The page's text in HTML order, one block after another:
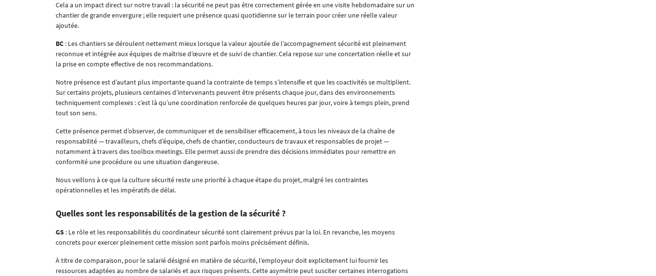
Cela a un impact direct sur notre travail : la sécurité ne peut pas être correctement gérée en une visite hebdomadaire sur un
chantier de grande envergure ; elle requiert une présence quasi quotidienne sur le terrain pour créer une réelle valeur
ajoutée.
BC : Les chantiers se déroulent nettement mieux lorsque la valeur ajoutée de l’accompagnement sécurité est pleinement
reconnue et intégrée aux équipes de maîtrise d’œuvre et de suivi de chantier. Cela repose sur une concertation réelle et sur
la prise en compte effective de nos recommandations.
Notre présence est d’autant plus importante quand la contrainte de temps s’intensifie et que les coactivités se multiplient.
Sur certains projets, plusieurs centaines d’intervenants peuvent être présents chaque jour, dans des environnements
techniquement complexes : c’est là qu’une coordination renforcée de quelques heures par jour, voire à temps plein, prend
tout son sens.
Cette présence permet d’observer, de communiquer et de sensibiliser efficacement, à tous les niveaux de la chaîne de
responsabilité — travailleurs, chefs d’équipe, chefs de chantier, conducteurs de travaux et responsables de projet —
notamment à travers des toolbox meetings. Elle permet aussi de prendre des décisions immédiates pour remettre en
conformité une procédure ou une situation dangereuse.
Nous veillons à ce que la culture sécurité reste une priorité à chaque étape du projet, malgré les contraintes
opérationnelles et les impératifs de délai.
Quelles sont les responsabilités de la gestion de la sécurité ?
GS : Le rôle et les responsabilités du coordinateur sécurité sont clairement prévus par la loi. En revanche, les moyens
concrets pour exercer pleinement cette mission sont parfois moins précisément définis.
À titre de comparaison, pour le salarié désigné en matière de sécurité, l’employeur doit explicitement lui fournir les
ressources adaptées au nombre de salariés et aux risques présents. Cette asymétrie peut susciter certaines interrogations